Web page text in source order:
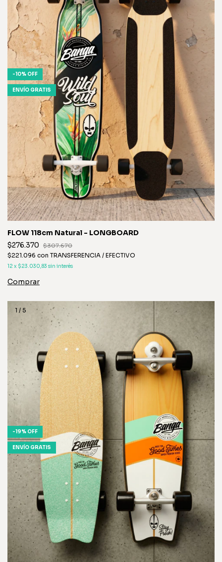
-10% OFF
ENVÍO GRATIS
FLOW 118cm Natural - LONGBOARD
$276.370
$307.670
$221.096 con TRANSFERENCIA / EFECTIVO
12 x $23.030,83 sin interés
1/ 5
-19% OFF
ENVÍO GRATIS